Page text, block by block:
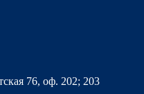
76, оф. 202; 203